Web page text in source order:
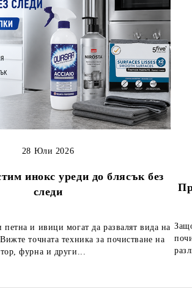
инокс уреди до блясък без
следи
28 Юли 2026
и ивици могат да развалят вида на
точната техника за почистване на
фурна и други...